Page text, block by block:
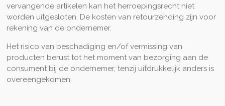
vervangende artikelen kan het herroepingsrecht niet
worden uitgesloten. De kosten van retourzending zijn voor
rekening van de ondernemer.
Het risico van beschadiging en/of vermissing van
producten berust tot het moment van bezorging aan de
consument bij de ondernemer, tenzij uitdrukkelijk anders is
overeengekomen.